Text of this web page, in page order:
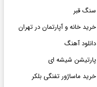
سنگ قبر
خرید خانه و آپارتمان در تهران
دانلود آهنگ
پارتیشن شیشه ای
خرید ماساژور تفنگی بلکر